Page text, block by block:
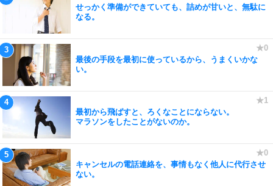
せっかく準備ができていても、詰めが甘いと、無駄に
なる。
最後の手段を最初に使っているから、うまくいかな
い。
最初から飛ばすと、ろくなことにならない。
マラソンをしたことがないのか。
キャンセルの電話連絡を、事情もなく他人に代行させ
ない。